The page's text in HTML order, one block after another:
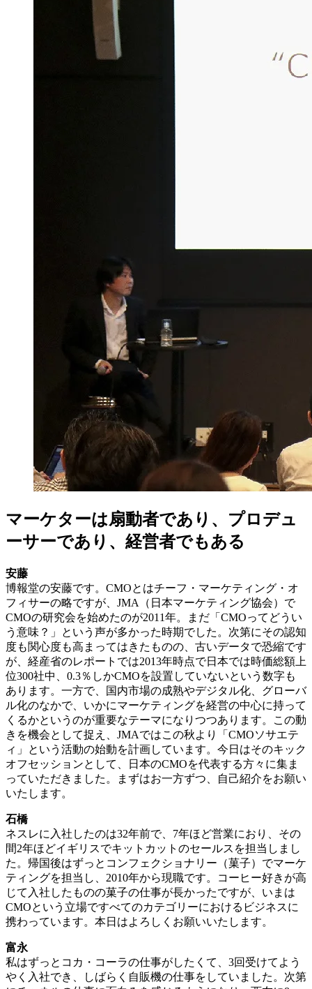
マーケターは扇動者であり、プロデュ
ーサーであり、経営者でもある
安藤
博報堂の安藤です。CMOとはチーフ・マーケティング・オ
フィサーの略ですが、JMA（日本マーケティング協会）で
CMOの研究会を始めたのが2011年。まだ「CMOってどうい
う意味？」という声が多かった時期でした。次第にその認知
度も関心度も高まってはきたものの、古いデータで恐縮です
が、経産省のレポートでは2013年時点で日本では時価総額上
位300社中、0.3％しかCMOを設置していないという数字も
あります。一方で、国内市場の成熟やデジタル化、グローバ
ル化のなかで、いかにマーケティングを経営の中心に持って
くるかというのが重要なテーマになりつつあります。この動
きを機会として捉え、JMAではこの秋より「CMOソサエテ
ィ」という活動の始動を計画しています。今日はそのキック
オフセッションとして、日本のCMOを代表する方々に集ま
っていただきました。まずはお一方ずつ、自己紹介をお願い
いたします。
石橋
ネスレに入社したのは32年前で、7年ほど営業におり、その
間2年ほどイギリスでキットカットのセールスを担当しまし
た。帰国後はずっとコンフェクショナリー（菓子）でマーケ
ティングを担当し、2010年から現職です。コーヒー好きが高
じて入社したものの菓子の仕事が長かったですが、いまは
CMOという立場ですべてのカテゴリーにおけるビジネスに
携わっています。本日はよろしくお願いいたします。
富永
私はずっとコカ・コーラの仕事がしたくて、3回受けてよう
やく入社でき、しばらく自販機の仕事をしていました。次第